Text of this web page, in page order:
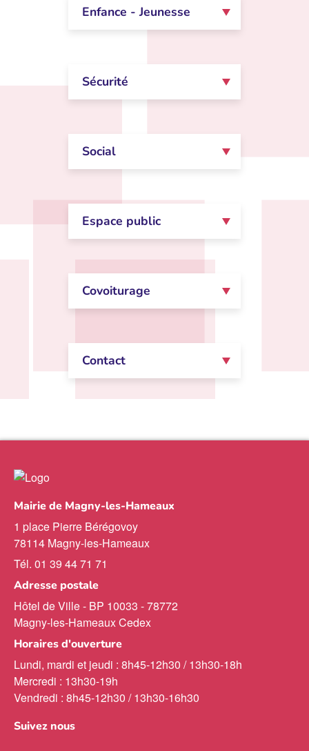
Enfance - Jeunesse
Sécurité
Social
Espace public
Covoiturage
Contact
Mairie de Magny-les-Hameaux
1 place Pierre Bérégovoy
78114 Magny-les-Hameaux
Tél. 01 39 44 71 71
Adresse postale
Hôtel de Ville - BP 10033 - 78772
Magny-les-Hameaux Cedex
Horaires d'ouverture
Lundi, mardi et jeudi : 8h45-12h30 / 13h30-18h
Mercredi : 13h30-19h
Vendredi : 8h45-12h30 / 13h30-16h30
Suivez nous